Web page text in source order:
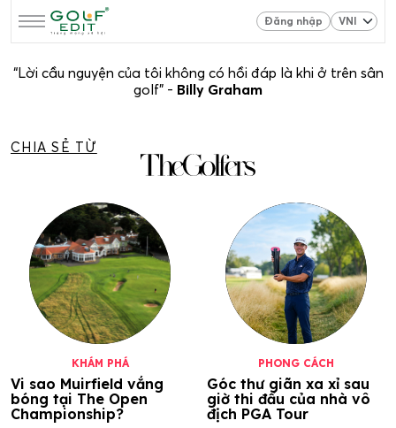
Đăng nhập
“Lời cầu nguyện của tôi không có hồi đáp là khi ở trên sân
golf” - Billy Graham
CHIA SẺ TỪ
KHÁM PHÁ
Vi sao Muirfield vắng
bóng tại The Open
Championship?
PHONG CÁCH
Góc thư giãn xa xỉ sau
giờ thi đấu của nhà vô
địch PGA Tour